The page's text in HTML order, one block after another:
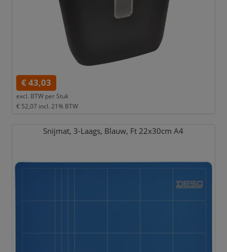
€ 43,03
excl. BTW per Stuk
€ 52,07 incl. 21% BTW
Snijmat, 3-Laags, Blauw, Ft 22x30cm A4